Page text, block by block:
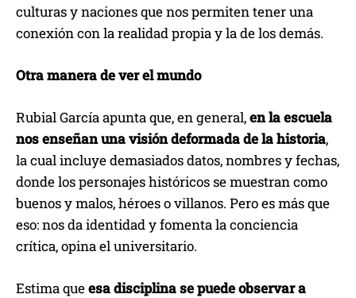
culturas y naciones que nos permiten tener una
conexión con la realidad propia y la de los demás.
Otra manera de ver el mundo
Rubial García apunta que, en general,en la escuela
nos enseñan una visión deformada de la historia,
la cual incluye demasiados datos, nombres y fechas,
donde los personajes históricos se muestran como
buenos y malos, héroes o villanos. Pero es más que
eso: nos da identidad y fomenta la conciencia
crítica, opina el universitario.
Estima queesa disciplina se puede observar a